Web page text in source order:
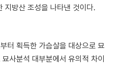
지방산 조성을 나타낸 것이다.
터 획득한 가슴살을 대상으로 묘
사분석 대부분에서 유의적 차이